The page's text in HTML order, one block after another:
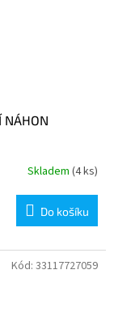
NÁHON
Skladem (4 ks)
Do košíku
Kód: 33117727059